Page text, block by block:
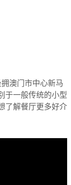
澳门市中心新马
于一般传统的小型
了解餐厅更多好介